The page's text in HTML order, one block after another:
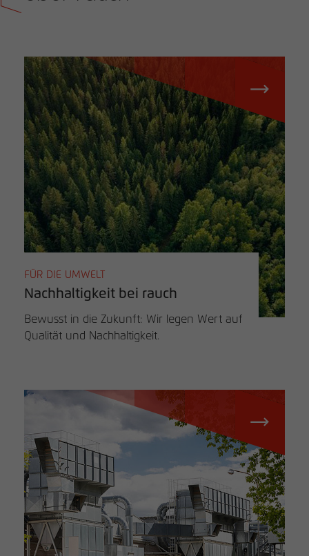
FÜR DIE UMWELT
Nachhaltigkeit bei rauch
Bewusst in die Zukunft: Wir legen Wert auf
Qualität und Nachhaltigkeit.